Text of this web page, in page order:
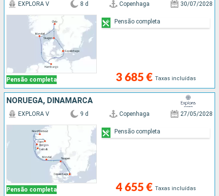
Pensão completa
EXPLORA V 8 d Copenhaga 30/07/2028
3 685 € Taxas incluídas
Pensão completa
NORUEGA, DINAMARCA
Pensão completa
EXPLORA V 9 d Copenhaga 27/05/2028
4 655 € Taxas incluídas
Pensão completa